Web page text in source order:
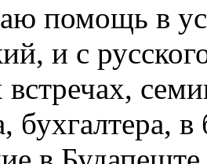
помощь в
и с
бухгалтера,